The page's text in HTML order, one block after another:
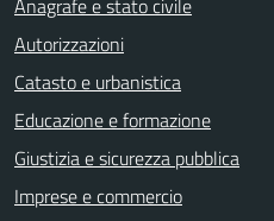
Autorizzazioni
Catasto e urbanistica
Educazione e formazione
Giustizia e sicurezza pubblica
Imprese e commercio